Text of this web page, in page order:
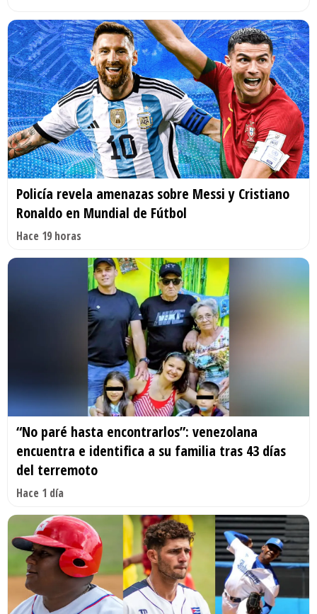
Policía revela amenazas sobre Messi y Cristiano
Ronaldo en Mundial de Fútbol
Hace 19 horas
“No paré hasta encontrarlos”: venezolana
encuentra e identifica a su familia tras 43 días
del terremoto
Hace 1 día